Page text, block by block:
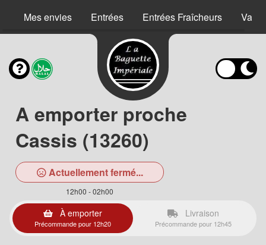
Mes envies Entrées Entrées Fraîcheurs
A emporter proche
Cassis (13260)
Actuellement fermé...
12h00 - 02h00
À emporter
Précommande pour 12h20
Livraison
Précommande pour 12h45